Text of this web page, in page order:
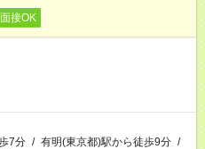
接OK
7分 / 有明(東京都)駅から徒歩9分 /